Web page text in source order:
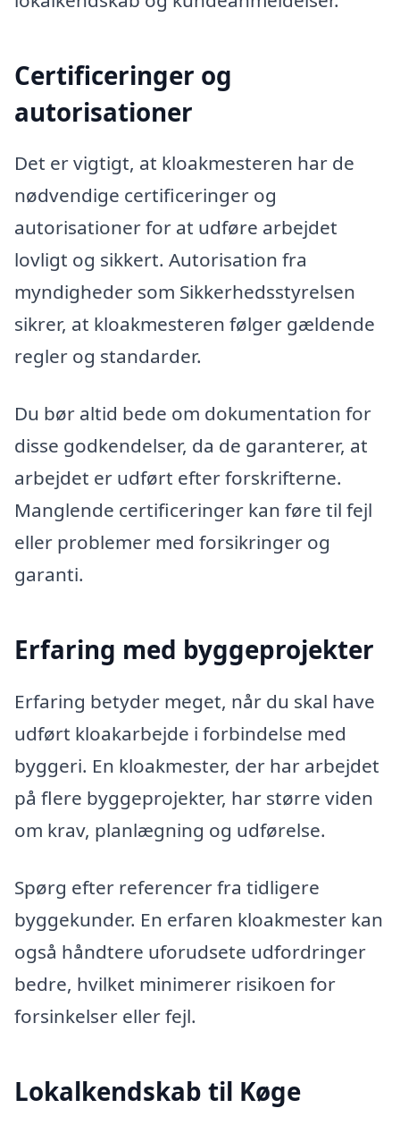
Certificeringer og
autorisationer
Det er vigtigt, at kloakmesteren har de
nødvendige certificeringer og
autorisationer for at udføre arbejdet
lovligt og sikkert. Autorisation fra
myndigheder som Sikkerhedsstyrelsen
sikrer, at kloakmesteren følger gældende
regler og standarder.
Du bør altid bede om dokumentation for
disse godkendelser, da de garanterer, at
arbejdet er udført efter forskrifterne.
Manglende certificeringer kan føre til fejl
eller problemer med forsikringer og
garanti.
Erfaring med byggeprojekter
Erfaring betyder meget, når du skal have
udført kloakarbejde i forbindelse med
byggeri. En kloakmester, der har arbejdet
på flere byggeprojekter, har større viden
om krav, planlægning og udførelse.
Spørg efter referencer fra tidligere
byggekunder. En erfaren kloakmester kan
også håndtere uforudsete udfordringer
bedre, hvilket minimerer risikoen for
forsinkelser eller fejl.
Lokalkendskab til Køge